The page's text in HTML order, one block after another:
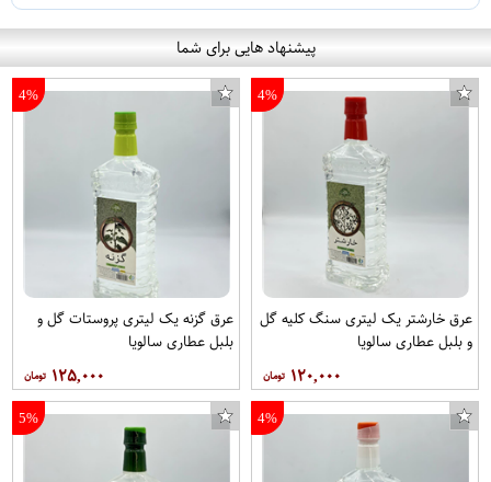
پیشنهاد هایی برای شما
4%
عرق خارشتر یک لیتری سنگ کلیه گل
و بلبل عطاری سالویا
۱۲۰,۰۰۰
4%
عرق گزنه یک لیتری پروستات گل و
بلبل عطاری سالویا
۱۲۵,۰۰۰
4%
5%